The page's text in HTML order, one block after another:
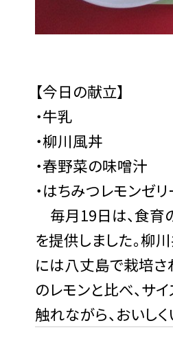
【今日の献立】
・牛乳
・柳川風丼
・春野菜の味噌汁
・はちみつレモンゼリ
毎月19日は、食育
を提供しました。柳
には八丈島で栽培さ
のレモンと比べ、サ
触れながら、おいし